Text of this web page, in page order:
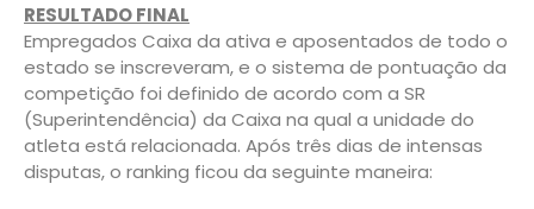
RESULTADO FINAL
Empregados Caixa da ativa e aposentados de todo o
estado se inscreveram, e o sistema de pontuação da
competição foi definido de acordo com a SR
(Superintendência) da Caixa na qual a unidade do
atleta está relacionada. Após três dias de intensas
disputas, o ranking ficou da seguinte maneira: